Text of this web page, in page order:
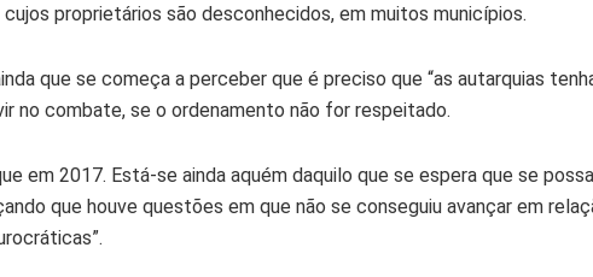
proprietários são desconhecidos, em muitos municípios.
que se começa a perceber que é preciso que “as autarquias
no combate, se o ordenamento não for respeitado.
em 2017. Está-se ainda aquém daquilo que se espera que se
que houve questões em que não se conseguiu avançar em